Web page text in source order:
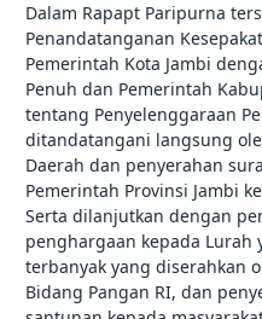
Dalam Rapapt Paripurna
Penandatanganan
Pemerintah Kota Jambi
Penuh dan Pemerintah
tentang Penyelenggaraan
ditandatangani langsung
Daerah dan penyerahan
Pemerintah Provinsi Jambi
Serta dilanjutkan dengan
penghargaan kepada Lurah
terbanyak yang diserahkan
Bidang Pangan RI, dan